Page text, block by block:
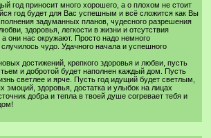
год приносит много хорошего, а о плохом не стоит
год будет для Вас успешным и всё сложится как Вы
задуманных планов, чудесного разрешения
здоровья, легкости в жизни и отсутствия
они нас окружают. Просто надо немного
чудо. Удачного начала и успешного
достижений, крепкого здоровья и любви, пусть
и добротой будет наполнен каждый дом. Пусть
светлее и ярче. Пусть год идущий будет светлым,
здоровья, достатка и улыбок на лицах
добра и тепла в твоей душе согревает тебя и